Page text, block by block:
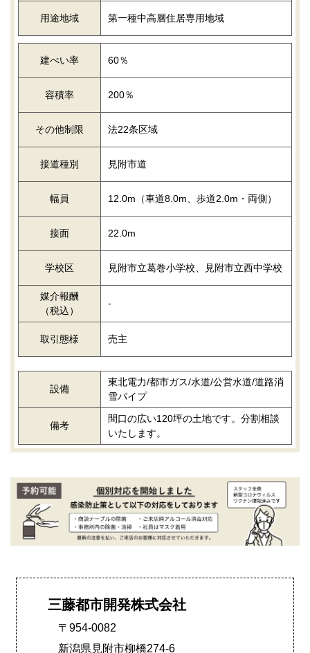
用途地域 第一種中高層住居専用地域
建ぺい率 60％
容積率 200％
その他制限 法22条区域
接道種別 見附市道
幅員 12.0m（車道8.0m、歩道2.0m・両側）
接面 22.0m
学校区 見附市立葛巻小学校、見附市立西中学校
媒介報酬
（税込）
-
取引態様 売主
設備
東北電力/都市ガス/水道/公営水道/道路消
雪パイプ
備考
間口の広い120坪の土地です。分割相談
いたします。
三藤都市開発株式会社
〒954-0082
新潟県見附市柳橋274-6